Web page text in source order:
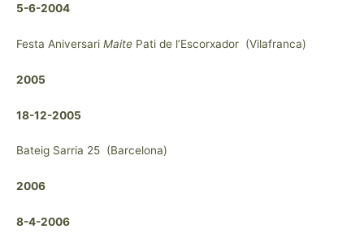
5-6-2004
Festa Aniversari Maite Pati de l’Escorxador (Vilafranca)
2005
18-12-2005
Bateig Sarria 25 (Barcelona)
2006
8-4-2006